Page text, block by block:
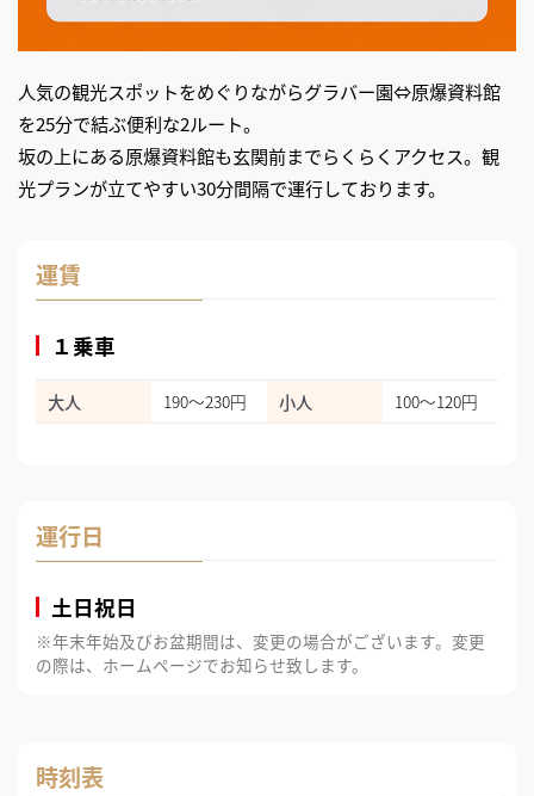
人気の観光スポットをめぐりながらグラバー園⇔原爆資料館
を25分で結ぶ便利な2ルート。
坂の上にある原爆資料館も玄関前までらくらくアクセス。観
光プランが立てやすい30分間隔で運行しております。
運賃
１乗車
大人 190～230円 小人 100～120円
運行日
土日祝日
※年末年始及びお盆期間は、変更の場合がございます。変更
の際は、ホームページでお知らせ致します。
時刻表